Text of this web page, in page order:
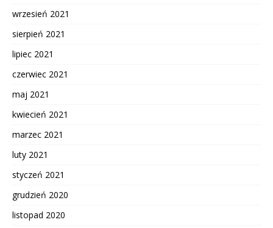
wrzesień 2021
sierpień 2021
lipiec 2021
czerwiec 2021
maj 2021
kwiecień 2021
marzec 2021
luty 2021
styczeń 2021
grudzień 2020
listopad 2020